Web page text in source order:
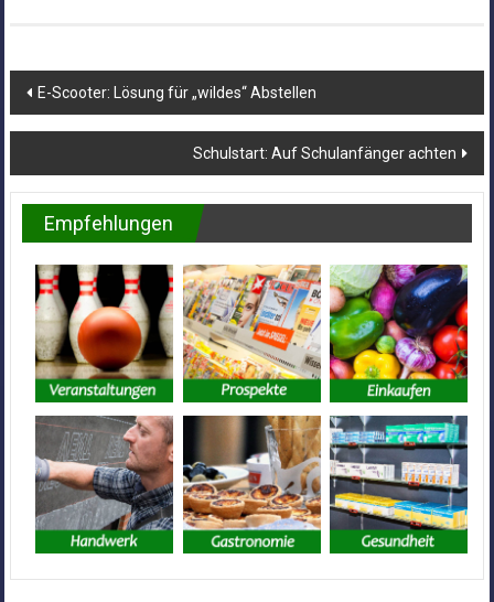
Beitragsnavigation
E-Scooter: Lösung für „wildes“ Abstellen
Schulstart: Auf Schulanfänger achten
Empfehlungen